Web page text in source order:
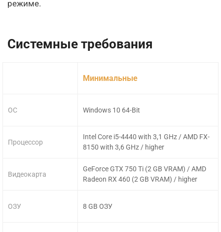
режиме.
Системные требования
ОС
Процессор
Видеокарта
ОЗУ
Минимальные
Windows 10 64-Bit
Intel Core i5-4440 with 3,1 GHz / AMD FX-
8150 with 3,6 GHz / higher
GeForce GTX 750 Ti (2 GB VRAM) / AMD
Radeon RX 460 (2 GB VRAM) / higher
8 GB ОЗУ